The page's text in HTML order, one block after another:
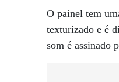
O painel tem
texturizado e é
som é assinado